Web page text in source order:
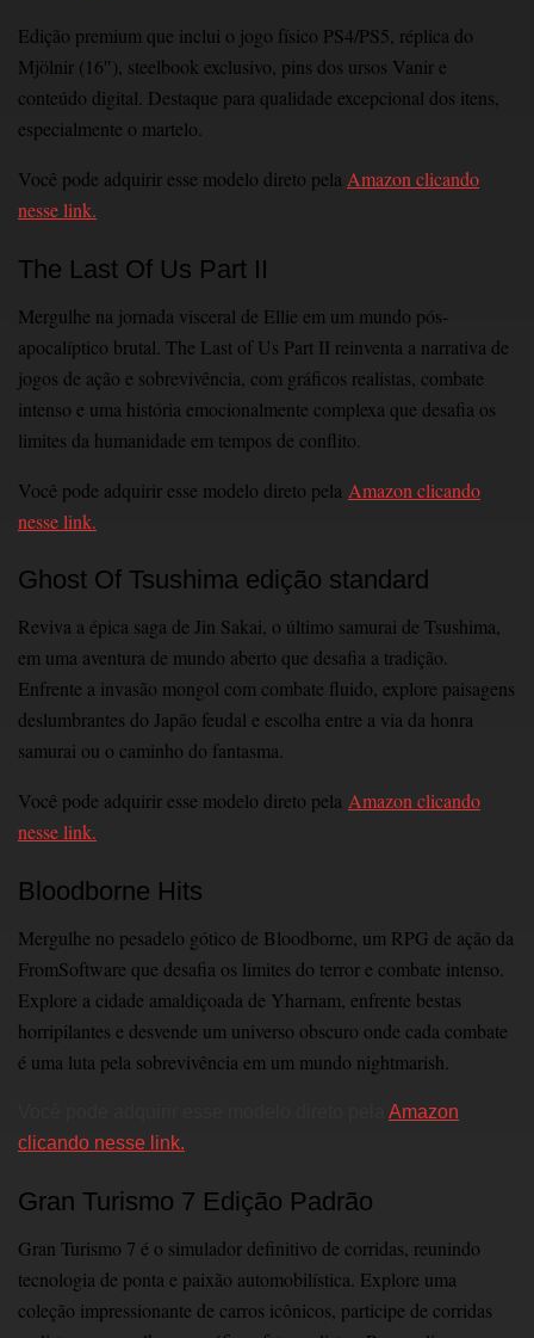
Edição premium que inclui o jogo físico PS4/PS5, réplica do
Mjölnir (16″), steelbook exclusivo, pins dos ursos Vanir e
conteúdo digital. Destaque para qualidade excepcional dos itens,
especialmente o martelo.
Você pode adquirir esse modelo direto pela Amazon clicando
nesse link.
The Last Of Us Part II
Mergulhe na jornada visceral de Ellie em um mundo pós-
apocalíptico brutal. The Last of Us Part II reinventa a narrativa de
jogos de ação e sobrevivência, com gráficos realistas, combate
intenso e uma história emocionalmente complexa que desafia os
limites da humanidade em tempos de conflito.
Você pode adquirir esse modelo direto pela Amazon clicando
nesse link.
Ghost Of Tsushima edição standard
Reviva a épica saga de Jin Sakai, o último samurai de Tsushima,
em uma aventura de mundo aberto que desafia a tradição.
Enfrente a invasão mongol com combate fluido, explore paisagens
deslumbrantes do Japão feudal e escolha entre a via da honra
samurai ou o caminho do fantasma.
Você pode adquirir esse modelo direto pela Amazon clicando
nesse link.
Bloodborne Hits
Mergulhe no pesadelo gótico de Bloodborne, um RPG de ação da
FromSoftware que desafia os limites do terror e combate intenso.
Explore a cidade amaldiçoada de Yharnam, enfrente bestas
horripilantes e desvende um universo obscuro onde cada combate
é uma luta pela sobrevivência em um mundo nightmarish.
Amazon
clicando nesse link.
Gran Turismo 7 Edição Padrão
Gran Turismo 7 é o simulador definitivo de corridas, reunindo
tecnologia de ponta e paixão automobilística. Explore uma
coleção impressionante de carros icônicos, participe de corridas